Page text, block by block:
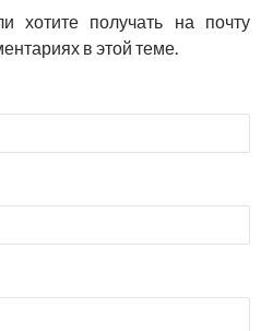
хотите получать на почту
в этой теме.